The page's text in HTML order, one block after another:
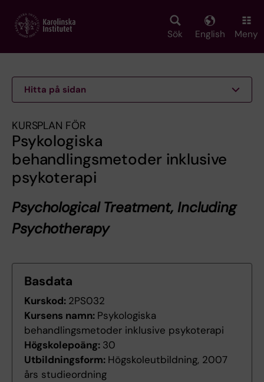
main
Sök English Meny
Hitta på sidan
KURSPLAN FÖR
Psykologiska
behandlingsmetoder inklusive
psykoterapi
Psychological Treatment, Including
Psychotherapy
Basdata
Kurskod: 2PS032
Kursens namn: Psykologiska
behandlingsmetoder inklusive psykoterapi
Högskolepoäng: 30
Utbildningsform: Högskoleutbildning, 2007
års studieordning